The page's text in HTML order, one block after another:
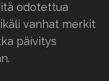
odotettua
vanhat merkit
päivitys